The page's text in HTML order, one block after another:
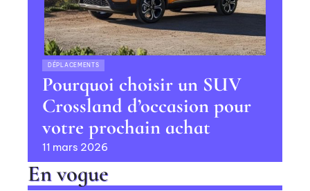
DÉPLACEMENTS
Pourquoi choisir un SUV
Crossland d’occasion pour
votre prochain achat
11 mars 2026
En vogue